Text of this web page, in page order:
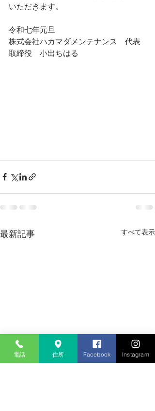
いただきます。
令和七年元旦
株式会社ハカマダメンテナンス　代表
取締役　小出ちはる
最新記事 すべて表示
電話 住所 Facebook Instagram